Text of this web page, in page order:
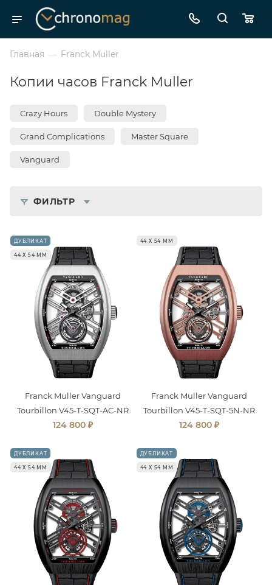
Главная — Franck Muller
Копии часов Franck Muller
Crazy Hours Double Mystery
Grand Complications Master Square
Vanguard
ФИЛЬТР
ДУБЛИКАТ
44 Х 54 ММ
Franck Muller Vanguard
Tourbillon V45-T-SQT-AC-NR
124 800 ₽
44 Х 54 ММ
Franck Muller Vanguard
Tourbillon V45-T-SQT-5N-NR
124 800 ₽
ДУБЛИКАТ
44 Х 54 ММ
ДУБЛИКАТ
44 Х 54 ММ